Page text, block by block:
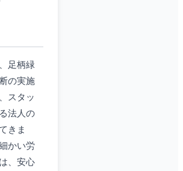
足柄緑
の実施
スタッ
法人の
きま
かい労
、安心